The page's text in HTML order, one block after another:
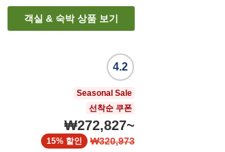
객실 & 숙박 상품 보기
4.2
Seasonal Sale
선착순 쿠폰
₩272,827~
₩320,973
15% 할인